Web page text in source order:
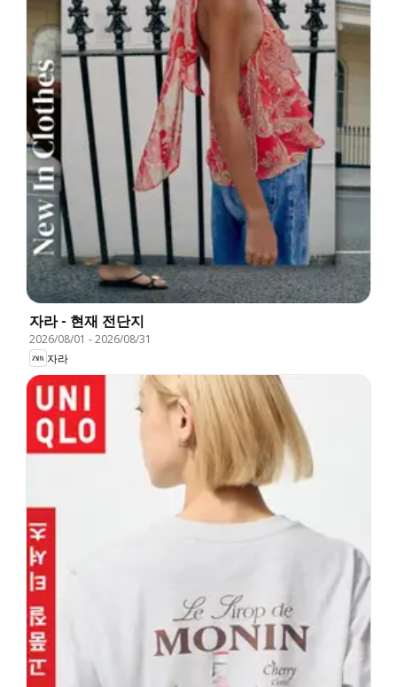
자라 - 현재 전단지
2026/08/01 -2026/08/31
자라